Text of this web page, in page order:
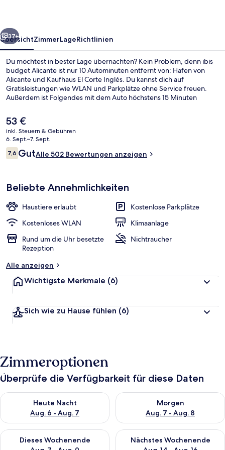
Weiter
37+
ÜbersichtZimmerLageRichtlinien
Du möchtest in bester Lage übernachten? Kein Problem, denn ibis
budget Alicante ist nur 10 Autominuten entfernt von: Hafen von
Alicante und Kaufhaus El Corte Inglés. Du kannst dich auf
Gratisleistungen wie WLAN und Parkplätze ohne Service freuen.
Außerdem ist Folgendes mit dem Auto höchstens 15 Minuten
loben das hilfsbereite Personal.
Der
aktuelle
Preis
beträgt
53 €.
53 €
inkl. Steuern & Gebühren
6. Sept.–7. Sept.
Bewertungen
7,67,6 von 10.
GutAlle 502 Bewertungen anzeigen
Beliebte Annehmlichkeiten
Haustiere erlaubt
Kostenlose Parkplätze
Kostenloses WLAN
Klimaanlage
Rund um die Uhr besetzte
Rezeption
Nichtraucher
Alle anzeigen
Wichtigste Merkmale (6)
Sich wie zu Hause fühlen (6)
Zimmeroptionen
Überprüfe die Verfügbarkeit für diese Daten
Heute Nacht
Aug. 6 - Aug. 7
Überprüfe die Verfügbarkeit für heute Nacht, Aug. 6 - Aug. 7.
Morgen
Aug. 7 - Aug. 8
Überprüfe die Verfügbarkeit
Dieses Wochenende
Überprüfe die Verfügbarkeit für dieses Wochenende, Aug. 7
Nächstes Wochenende
Überprüfe die Verfügbarkeit